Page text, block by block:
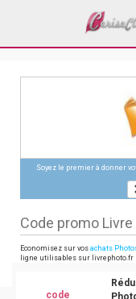
Soyez le premier à donner
Code promo
Economisez sur vos achats
ligne utilisables sur livrephoto.fr
code